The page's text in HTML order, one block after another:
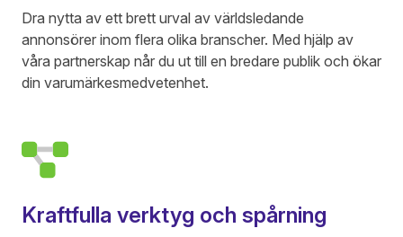
Dra nytta av ett brett urval av världsledande
annonsörer inom flera olika branscher. Med hjälp av
våra partnerskap når du ut till en bredare publik och ökar
din varumärkesmedvetenhet.
Kraftfulla verktyg och spårning